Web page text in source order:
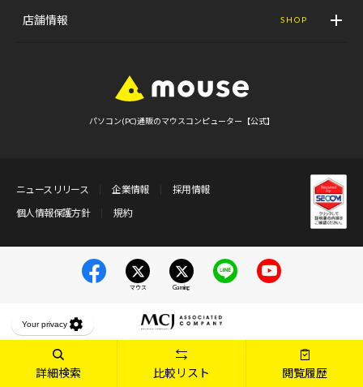
詳細検索 比較リスト 閲覧履歴
店舗情報 SHOP
パソコン(PC)通販のマウスコンピューター【公式】
ニュースリリース 企業情報
採用情報
個人情報保護方針
規約
マウス Gaming